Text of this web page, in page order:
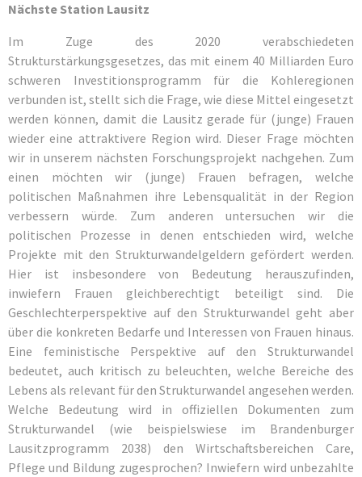
Nächste Station Lausitz
Im Zuge des 2020 verabschiedeten
Strukturstärkungsgesetzes, das mit einem 40 Milliarden Euro
schweren Investitionsprogramm für die Kohleregionen
verbunden ist, stellt sich die Frage, wie diese Mittel eingesetzt
werden können, damit die Lausitz gerade für (junge) Frauen
wieder eine attraktivere Region wird. Dieser Frage möchten
wir in unserem nächsten Forschungsprojekt nachgehen. Zum
einen möchten wir (junge) Frauen befragen, welche
politischen Maßnahmen ihre Lebensqualität in der Region
verbessern würde. Zum anderen untersuchen wir die
politischen Prozesse in denen entschieden wird, welche
Projekte mit den Strukturwandelgeldern gefördert werden.
Hier ist insbesondere von Bedeutung herauszufinden,
inwiefern Frauen gleichberechtigt beteiligt sind. Die
Geschlechterperspektive auf den Strukturwandel geht aber
über die konkreten Bedarfe und Interessen von Frauen hinaus.
Eine feministische Perspektive auf den Strukturwandel
bedeutet, auch kritisch zu beleuchten, welche Bereiche des
Lebens als relevant für den Strukturwandel angesehen werden.
Welche Bedeutung wird in offiziellen Dokumenten zum
Strukturwandel (wie beispielswiese im Brandenburger
Lausitzprogramm 2038) den Wirtschaftsbereichen Care,
Pflege und Bildung zugesprochen? Inwiefern wird unbezahlte